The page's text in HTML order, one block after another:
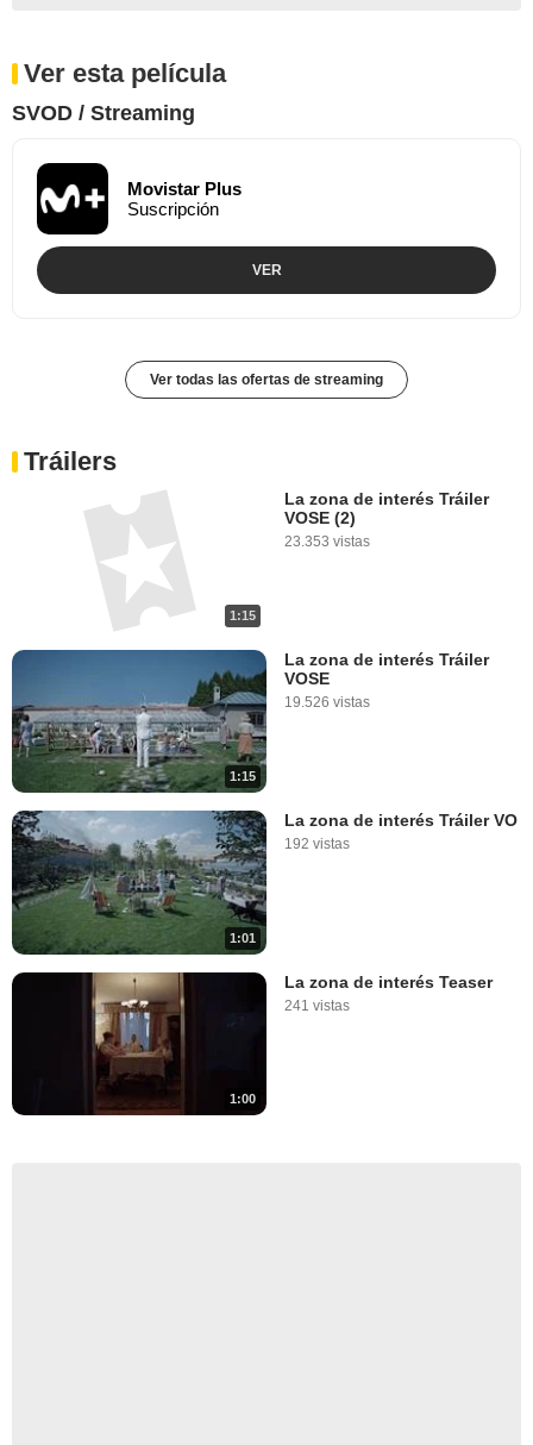
Ver esta película
SVOD / Streaming
Movistar Plus
Suscripción
VER
Ver todas las ofertas de streaming
Tráilers
1:15
La zona de interés Tráiler
VOSE (2)
23.353 vistas
1:15
La zona de interés Tráiler
VOSE
19.526 vistas
1:01
La zona de interés Tráiler VO
192 vistas
1:00
La zona de interés Teaser
241 vistas